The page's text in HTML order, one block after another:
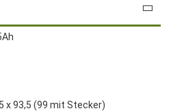
x 93,5 (99 mit Stecker)